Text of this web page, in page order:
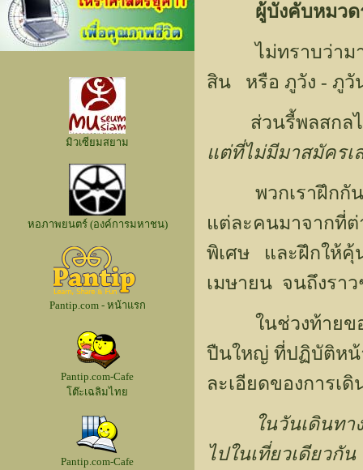
มิวเซียมสยาม
หอภาพยนตร์ (องค์การมหาชน)
Pantip.com - หน้าแรก
Pantip.com-Cafe
โต๊ะเฉลิมไทย
Pantip.com-Cafe
ผู้บังคับหมว
ไม่ทราบว่ามาจา
สิน หรือ ภูวัง - ภูวั
ส่วนรี้พลสกลไก
แต่ที่ไม่มีมาสมัคร
พวกเราฝึกกันป
แต่ละคนมาจากที่ต่
พิเศษ และฝึกให้คุ้
เมษายน จนถึงร
ในช่วงท้ายของ
ปืนใหญ่ ที่ปฏิบัติหน้
ละเอียดของการเดิ
ในวันเดินทาง จ
ไปในเที่ยวเดียวกั